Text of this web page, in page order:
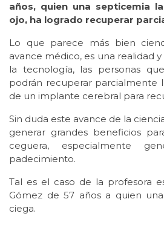
años, quien una septicemia
ojo, ha logrado recuperar
Lo que parece más bien
avance médico, es una realidad
la tecnología, las personas
podrán recuperar parcialmente
de un implante cerebral para
Sin duda este avance de la
generar grandes beneficios
ceguera, especialmente
padecimiento.
Tal es el caso de la profesora
Gómez de 57 años a quien
ciega.